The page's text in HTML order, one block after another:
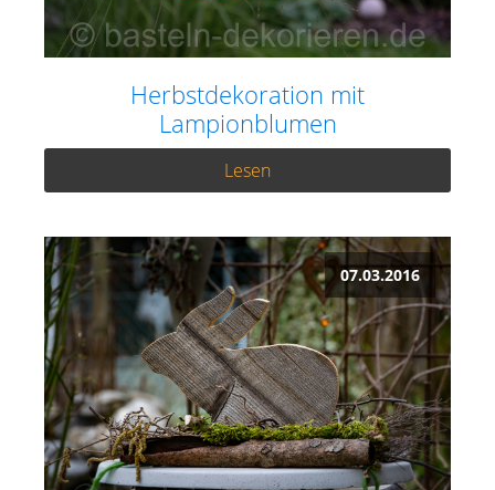
Herbstdekoration mit
Lampionblumen
Lesen
07.03.2016